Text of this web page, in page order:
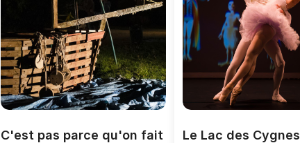
C'est pas parce qu'on fait
Le Lac des Cygnes